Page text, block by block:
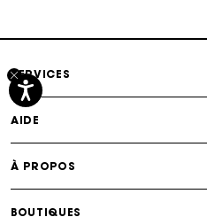
SERVICES
AIDE
À PROPOS
BOUTIQUES